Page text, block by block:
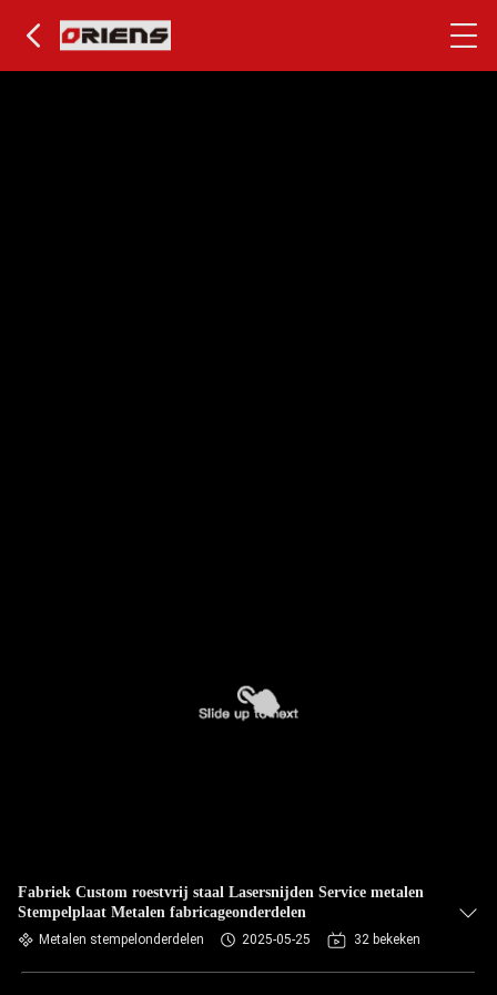
Fabriek Custom roestvrij staal Lasersnijden Service metalen
Stempelplaat Metalen fabricageonderdelen
Metalen stempelonderdelen 2025-05-25 32 bekeken